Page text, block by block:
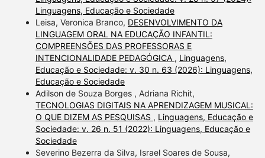
Linguagens, Educação e Sociedade
Leisa, Veronica Branco, DESENVOLVIMENTO DA
LINGUAGEM ORAL NA EDUCAÇÃO INFANTIL:
COMPREENSÕES DAS PROFESSORAS E
INTENCIONALIDADE PEDAGÓGICA , Linguagens,
Educação e Sociedade: v. 30 n. 63 (2026): Linguagens,
Educação e Sociedade
Adilson de Souza Borges , Adriana Richit,
TECNOLOGIAS DIGITAIS NA APRENDIZAGEM MUSICAL:
O QUE DIZEM AS PESQUISAS , Linguagens, Educação e
Sociedade: v. 26 n. 51 (2022): Linguagens, Educação e
Sociedade
Severino Bezerra da Silva, Israel Soares de Sousa,